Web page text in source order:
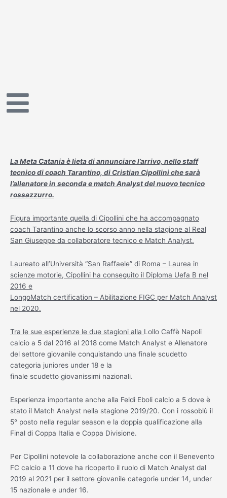
La Meta Catania è lieta di annunciare l’arrivo, nello staff
tecnico di coach Tarantino, di Cristian Cipollini che sarà
l’allenatore in seconda e match Analyst del nuovo tecnico
rossazzurro.
Figura importante quella di Cipollini che ha accompagnato
coach Tarantino anche lo scorso anno nella stagione al Real
San Giuseppe da collaboratore tecnico e Match Analyst.
Laureato all’Università “San Raffaele” di Roma – Laurea in
scienze motorie, Cipollini ha conseguito il Diploma Uefa B nel
2016 e
LongoMatch certification – Abilitazione FIGC per Match Analyst
nel 2020.
Tra le sue esperienze le due stagioni alla Lollo Caffè Napoli
calcio a 5 dal 2016 al 2018 come Match Analyst e Allenatore
del settore giovanile conquistando una finale scudetto
categoria juniores under 18 e la
finale scudetto giovanissimi nazionali.
Esperienza importante anche alla Feldi Eboli calcio a 5 dove è
stato il Match Analyst nella stagione 2019/20. Con i rossoblù il
5° posto nella regular season e la doppia qualificazione alla
Final di Coppa Italia e Coppa Divisione.
Per Cipollini notevole la collaborazione anche con il Benevento
FC calcio a 11 dove ha ricoperto il ruolo di Match Analyst dal
2019 al 2021 per il settore giovanile categorie under 14, under
15 nazionale e under 16.